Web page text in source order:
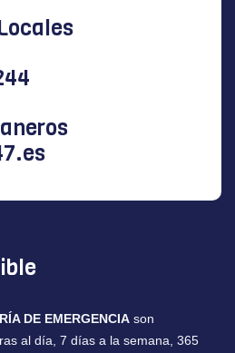
DE EMERGENCIA son
al día, 7 días a la semana, 365